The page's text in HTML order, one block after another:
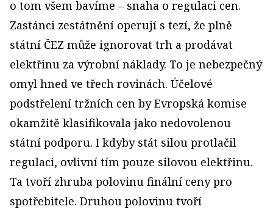
o tom všem bavíme – snaha o regulaci cen.
Zastánci zestátnění operují s tezí, že plně
státní ČEZ může ignorovat trh a prodávat
elektřinu za výrobní náklady. To je nebezpečný
omyl hned ve třech rovinách. Účelové
podstřelení tržních cen by Evropská komise
okamžitě klasifikovala jako nedovolenou
státní podporu. I kdyby stát silou protlačil
regulaci, ovlivní tím pouze silovou elektřinu.
Ta tvoří zhruba polovinu finální ceny pro
spotřebitele. Druhou polovinu tvoří